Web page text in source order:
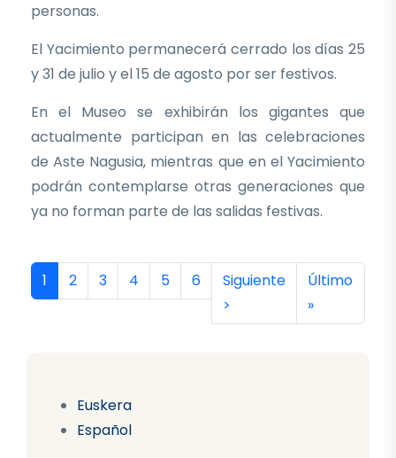
Euskera
Español
personas.
El Yacimiento permanecerá cerrado los días 25
y 31 de julio y el 15 de agosto por ser festivos.
En el Museo se exhibirán los gigantes que
actualmente participan en las celebraciones
de Aste Nagusia, mientras que en el Yacimiento
podrán contemplarse otras generaciones que
ya no forman parte de las salidas festivas.
Paginación
Página actual
1 Página
2 Página
3 Página
4 Página
5 Página
6 Siguiente página
Siguiente
>
Última
Último
»